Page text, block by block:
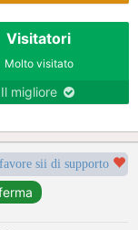
Visitatori
Molto visitato
Il migliore
sii di supporto